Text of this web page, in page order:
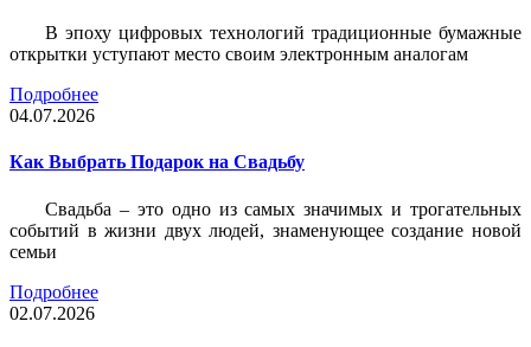
В эпоху цифровых технологий традиционные бумажные
открытки уступают место своим электронным аналогам
Подробнее
04.07.2026
Как Выбрать Подарок на Свадьбу
Свадьба – это одно из самых значимых и трогательных
событий в жизни двух людей, знаменующее создание новой
семьи
Подробнее
02.07.2026